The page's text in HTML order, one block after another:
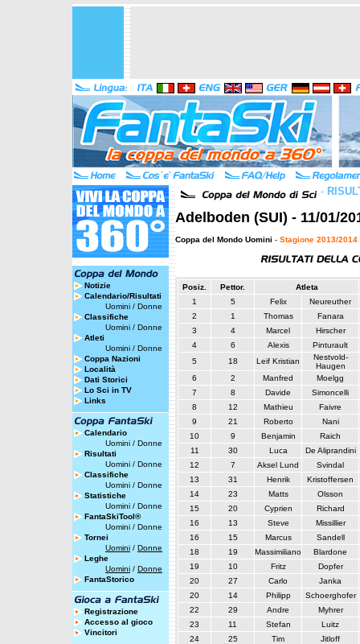
Notizie
Calendario/Risultati
Uomini / Donne
Classifiche
Uomini / Donne
Atleti
Uomini / Donne
Coppa Nazioni
Località
Dati Storici
Lo Sci in TV
Links
Calendario
Uomini / Donne
Risultati
Uomini / Donne
Classifiche
Uomini / Donne
Statistiche
Uomini / Donne
FantaSkiTool®
Uomini / Donne
Tornei
Uomini / Donne
Leghe
Uomini / Donne
FantaStorico
Registrazione
Accesso al gioco
Vincitori
-
Adelboden (SUI) - 11/01/
Coppa del Mondo Uomini - Stagione 2013/2014
Posiz. Pettor.
Atleta
1
5 Felix
Neureuther
2
1 Thomas
Fanara
3
4 Marcel
Hirscher
4
6 Alexis
Pinturault
5
18 Leif Kristian
Nestvold-
Haugen
6
2 Manfred
Moelgg
7
8 Davide
Simoncelli
8
12 Mathieu
Faivre
9
21 Roberto
Nani
10
9 Benjamin
Raich
11
30 Luca
De Aliprandini
12
7 Aksel Lund
Svindal
13
31 Henrik
Kristoffersen
14
23 Matts
Olsson
15
20 Cyprien
Richard
16
13 Steve
Missillier
16
15 Marcus
Sandell
18
19 Massimiliano
Blardone
19
10 Fritz
Dopfer
20
27 Carlo
Janka
20
14 Philipp
Schoerghofer
22
29 Andre
Myhrer
23
11 Stefan
Luitz
24
25 Tim
Jitloff